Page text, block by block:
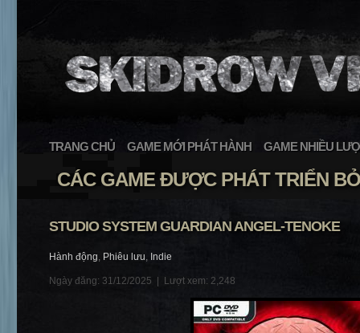
TRANG CHỦ GAME MỚI PHÁT HÀNH GAME NHIỀU
CÁC GAME ĐƯỢC PHÁT TRIỂN
STUDIO SYSTEM GUARDIAN ANGEL-TENOKE
Hành động, Phiêu lưu, Indie
Ngày đăng: 31/12/2025 | Lượt xem: 2,248